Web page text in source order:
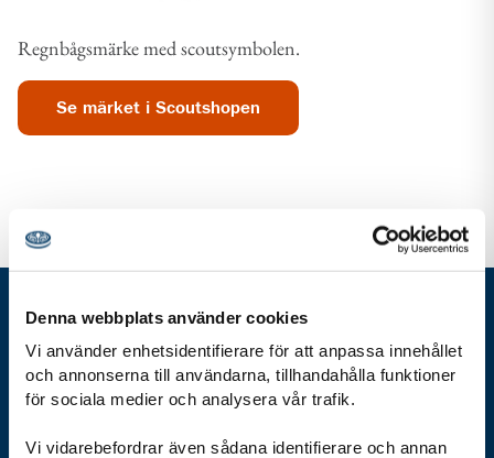
Denna webbplats använder cookies
Vi använder enhetsidentifierare för att anpassa innehållet
och annonserna till användarna, tillhandahålla funktioner
för sociala medier och analysera vår trafik.
Vi vidarebefordrar även sådana identifierare och annan
Regnbågsmärke med scoutsymbolen.
Se märket i Scoutshopen
Gå direkt till